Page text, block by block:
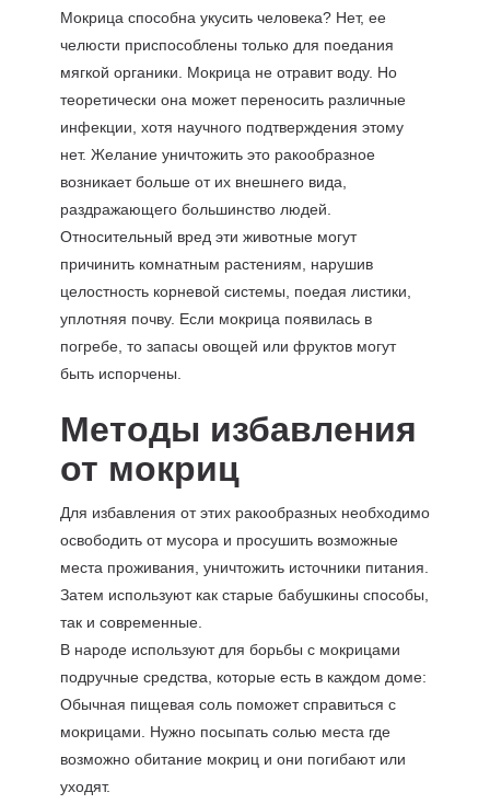
Мокрица способна укусить человека? Нет, ее
челюсти приспособлены только для поедания
мягкой органики. Мокрица не отравит воду. Но
теоретически она может переносить различные
инфекции, хотя научного подтверждения этому
нет. Желание уничтожить это ракообразное
возникает больше от их внешнего вида,
раздражающего большинство людей.
Относительный вред эти животные могут
причинить комнатным растениям, нарушив
целостность корневой системы, поедая листики,
уплотняя почву. Если мокрица появилась в
погребе, то запасы овощей или фруктов могут
быть испорчены.
Методы избавления
от мокриц
Для избавления от этих ракообразных необходимо
освободить от мусора и просушить возможные
места проживания, уничтожить источники питания.
Затем используют как старые бабушкины способы,
так и современные.
В народе используют для борьбы с мокрицами
подручные средства, которые есть в каждом доме:
Обычная пищевая соль поможет справиться с
мокрицами. Нужно посыпать солью места где
возможно обитание мокриц и они погибают или
уходят.